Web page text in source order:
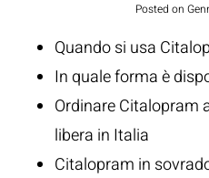
Posted on
Quando si usa
In quale forma è
Ordinare Citalopram
libera in Italia
Citalopram in